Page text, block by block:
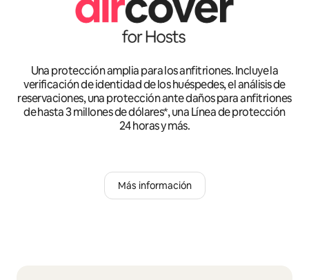
Una protección amplia para los anfitriones. Incluye la
verificación de identidad de los huéspedes, el análisis de
reservaciones, una protección ante daños para anfitriones
de hasta 3 millones de dólares*, una Línea de protección
24 horas y más.
Más información